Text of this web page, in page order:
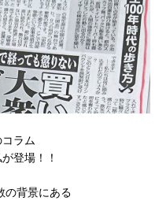
ラム
登場！！
の背景にある